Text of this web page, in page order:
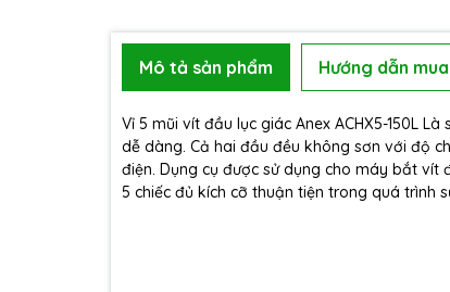
Mô tả sản phẩm Hướng dẫn
Vỉ 5 mũi vít đầu lục giác Anex ACHX5-150L
dễ dàng. Cả hai đầu đều không sơn với độ
điện. Dụng cụ được sử dụng cho máy bắt
5 chiếc đủ kích cỡ thuận tiện trong quá trình